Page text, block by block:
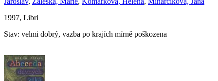
1997, Libri
Stav: velmi dobrý, vazba po krajích mírně poškozena